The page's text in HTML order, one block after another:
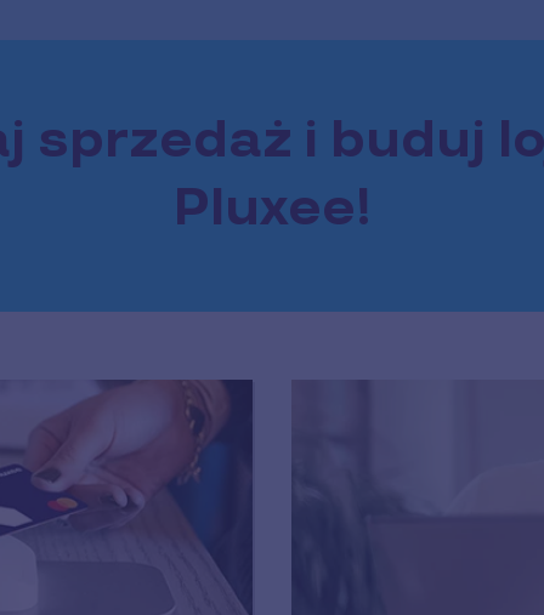
sprzedaż i buduj
Pluxee!